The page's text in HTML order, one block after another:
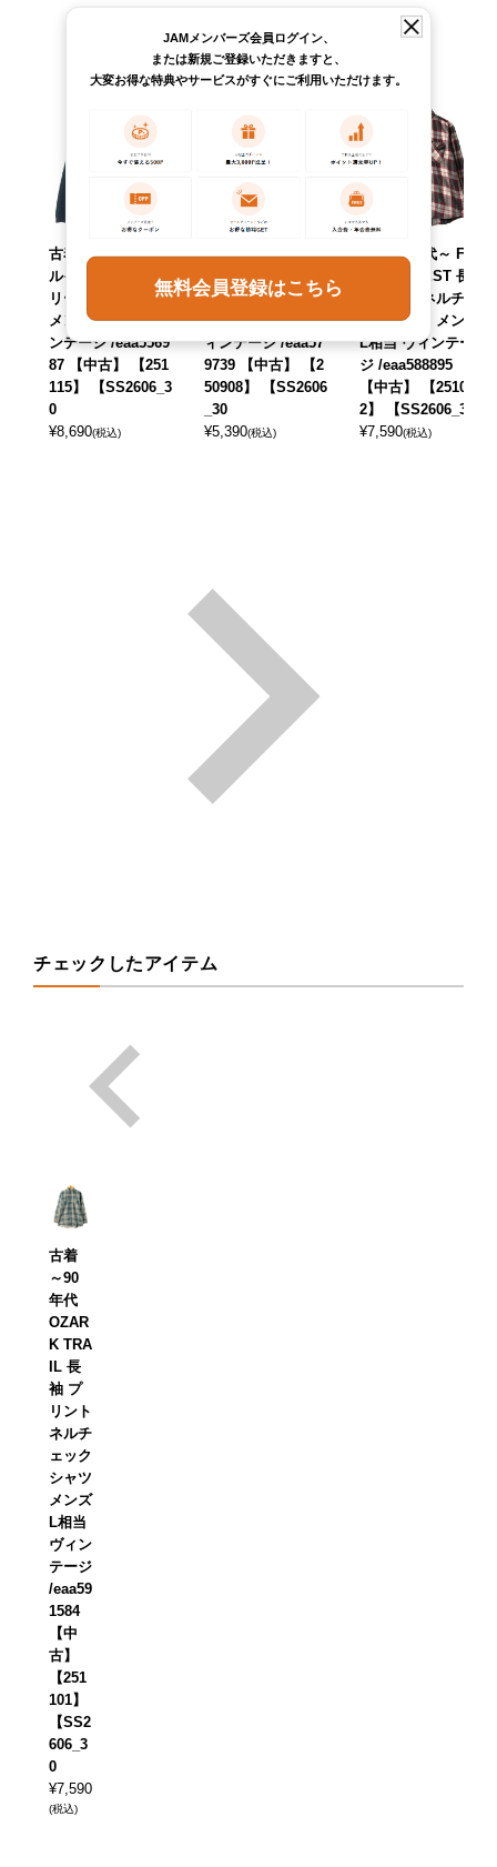
古着 90年代 アー
ルイーアイ REI フ
リースジャケット
メンズL相当 ヴィ
ンテージ /eaa5569
87 【中古】 【251
115】 【SS2606_3
0
¥8,690(税込)
古着 90年代 MAST
ER SPORTSMAN
フィッシングベス
ト メンズM相当 ヴ
ィンテージ /eaa57
9739 【中古】 【2
50908】 【SS2606
_30
¥5,390(税込)
古着 90年代～ FIE
LDN FOREST 長
袖 フランネルチェ
ックシャツ メンズ
L相当 ヴィンテー
ジ /eaa588895
【中古】 【25101
2】 【SS2606_30
¥7,590(税込)
チェックしたアイテム
古着
～90
年代
OZAR
K TRA
IL 長
袖 プ
リント
ネルチ
ェック
シャツ
メンズ
L相当
ヴィン
テージ
/eaa59
1584
【中
古】
【251
101】
【SS2
606_3
0
¥7,590
(税込)
JAMメンバーズ会員ログイン、
または新規ご登録いただきますと、
大変お得な特典やサービスがすぐにご利用いただけます。
無料会員登録はこちら